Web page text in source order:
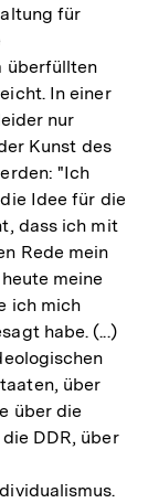
für
überfüllten
In einer
nur
Kunst des
"Ich
Idee für die
dass ich mit
Rede mein
meine
ich mich
habe. (...)
über
über die
DDR, über